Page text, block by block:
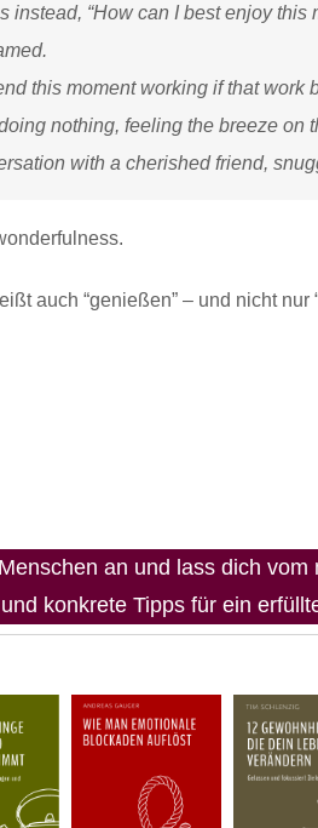
instead, “How can I best enjoy this
this moment working if that work
nothing, feeling the breeze on
with a cherished friend,
auch “genießen” – und nicht nur
an und lass dich
konkrete Tipps für ein